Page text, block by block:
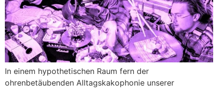
In einem hypothetischen Raum fern der
ohrenbetäubenden Alltagskakophonie unserer